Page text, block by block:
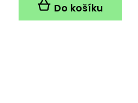
Do košíku